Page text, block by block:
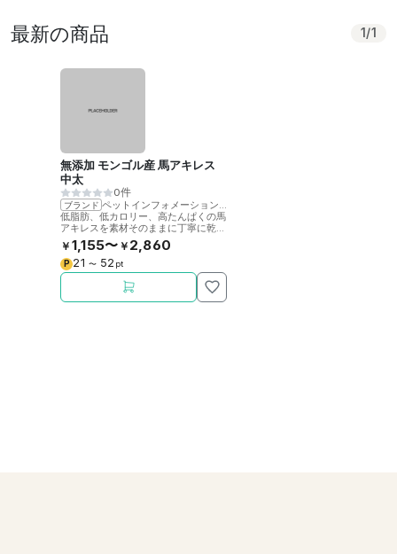
最新の商品 1 /1
無添加 モンゴル産 馬アキレス
中太
0件
ブランド
低脂肪、低カロリー、高たんぱくの馬
アキレスを素材そのままに丁寧に乾燥
させました。噛むことで歯の健康をサ
ポート。
￥ 1,155〜 ￥ 2,860
P 21 〜 52 pt